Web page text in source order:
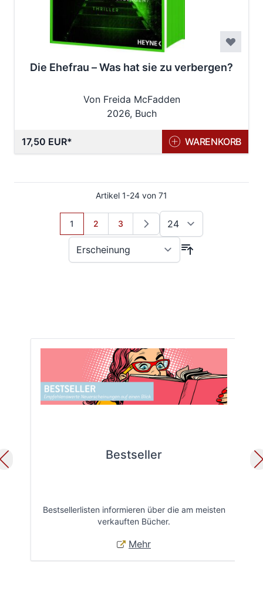
Die Ehefrau – Was hat sie zu verbergen?
Von Freida McFadden
2026, Buch
17,50 EUR WARENKORB
Artikel 1-24 von 71
Sie lesen gerade Seite
1 Seite
2 Seite
3
Bestseller
Bestsellerlisten informieren über die am meisten
verkauften Bücher.
Mehr